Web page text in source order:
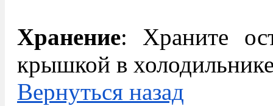
Хранение: Храните
крышкой в
Вернуться назад